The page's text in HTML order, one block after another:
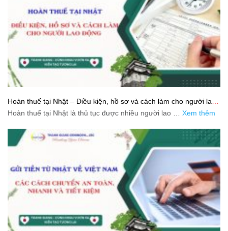
Hoàn thuế tại Nhật – Điều kiện, hồ sơ và cách làm cho người lao
động
Hoàn thuế tại Nhật là thủ tục được nhiều người lao … Xem thêm